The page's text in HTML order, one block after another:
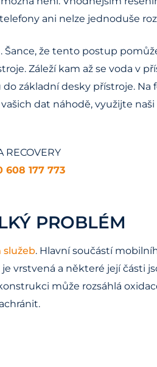
ani nelze jednoduše
že tento postup
Záleží kam až se voda v
základní desky přístroje.
dat náhodě, využijte naši
RECOVERY
608 177 773
PROBLÉM
služeb. Hlavní součástí
vrstvená a některé její části
může rozsáhlá